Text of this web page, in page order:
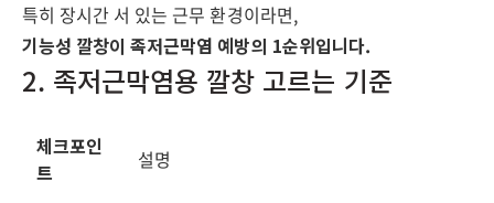
특히 장시간 서 있는 근무 환경이라면,
기능성 깔창이 족저근막염 예방의 1순위입니다.
2. 족저근막염용 깔창 고르는 기준
체크포인
트
설명